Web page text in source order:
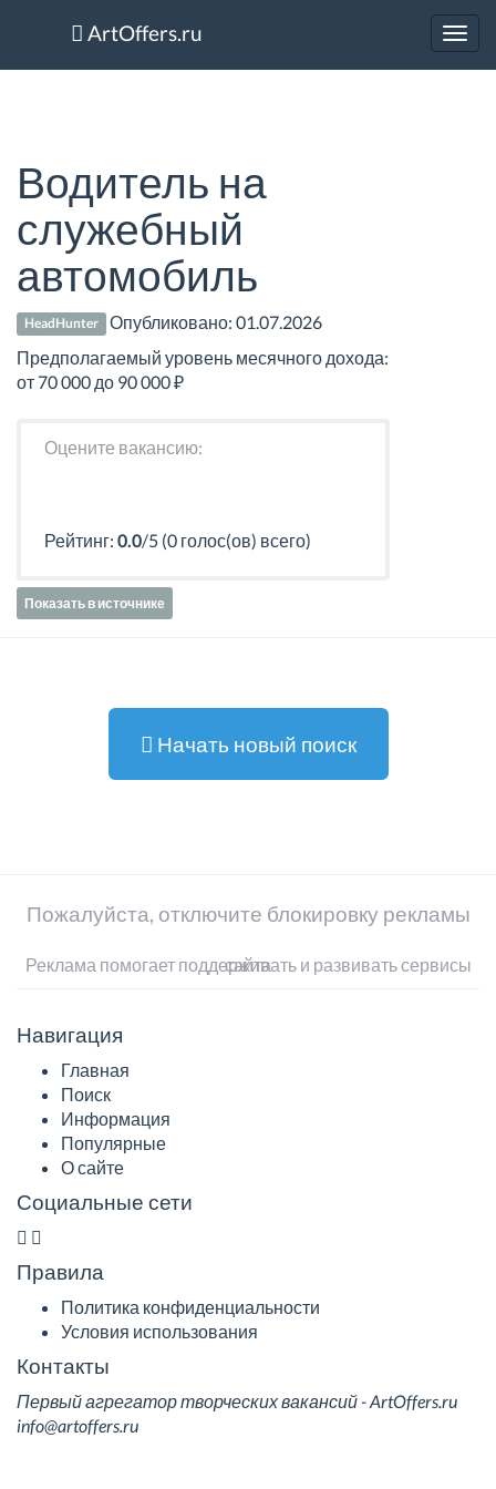
ArtOffers.ru
Водитель на
служебный
автомобиль
HeadHunter Опубликовано:01.07.2026
Предполагаемый уровень месячного дохода:
от 70 000 до 90 000 ₽
Оцените вакансию:
Рейтинг: 0.0/5 (0 голос(ов) всего)
Показать в источнике
Начать новый поиск
Пожалуйста, отключите блокировку рекламы
Реклама помогает поддерживать и развивать сервисы сайта
Навигация
Главная
Поиск
Информация
Популярные
О сайте
Социальные сети
Правила
Политика конфиденциальности
Условия использования
Контакты
Первый агрегатор творческих вакансий - ArtOffers.ru
info@artoffers.ru